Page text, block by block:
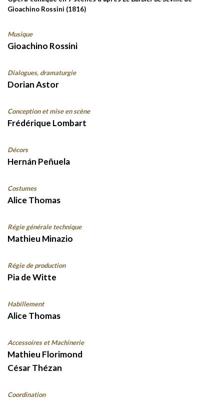
Gioachino Rossini (1816)
Musique
Gioachino Rossini
Dialogues, dramaturgie
Dorian Astor
Conception et mise en scène
Frédérique Lombart
Décors
Hernán Peñuela
Costumes
Alice Thomas
Régie générale technique
Mathieu Minazio
Régie de production
Pia de Witte
Habillement
Alice Thomas
Accessoires et Machinerie
Mathieu Florimond
César Thézan
Coordination